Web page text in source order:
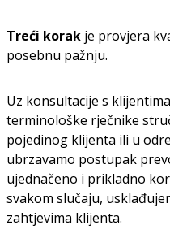
Treći korak je provjera
posebnu pažnju.
Uz konsultacije s
terminološke rječnike
pojedinog klijenta ili u
ubrzavamo postupak
ujednačeno i prikladno
svakom slučaju,
zahtjevima klijenta.